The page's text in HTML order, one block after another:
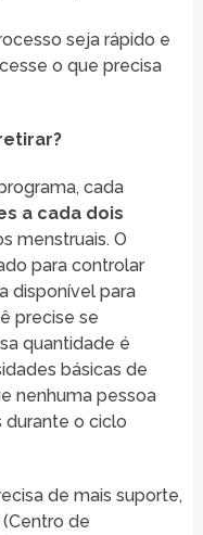
seja rápido e
o que precisa
cada
a cada dois
menstruais. O
para controlar
disponível para
precise se
quantidade é
básicas de
nenhuma pessoa
durante o ciclo
de mais suporte,
de